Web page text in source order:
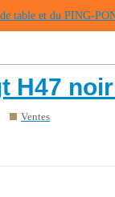
table et du PING-
H47
Ventes